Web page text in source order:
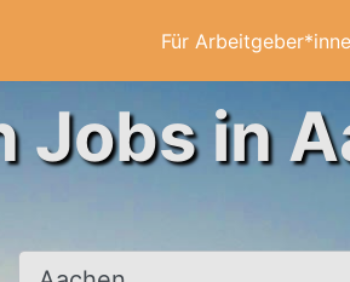
Für
Jobs in
Ort, Stadt